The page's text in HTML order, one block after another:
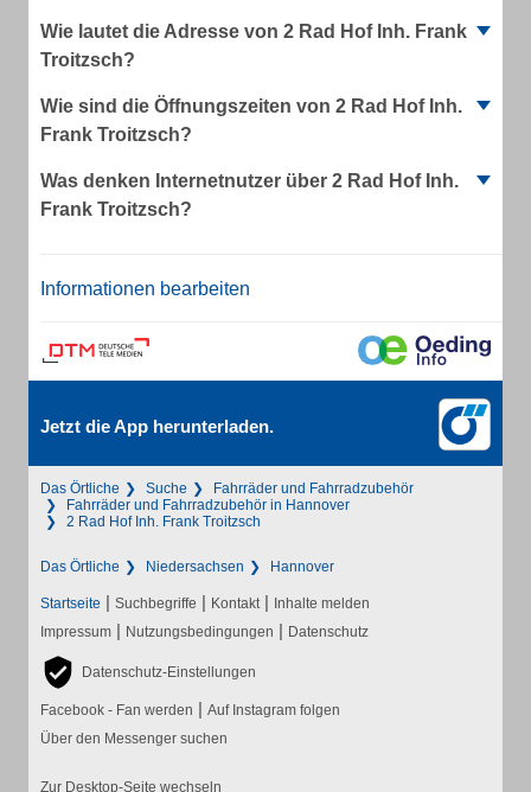
Wie lautet die Adresse von 2 Rad Hof Inh. Frank
Troitzsch?
Wie sind die Öffnungszeiten von 2 Rad Hof Inh.
Frank Troitzsch?
Was denken Internetnutzer über 2 Rad Hof Inh.
Frank Troitzsch?
Informationen bearbeiten
Jetzt die App herunterladen.
Das Örtliche Suche
Fahrräder und Fahrradzubehör
Fahrräder und Fahrradzubehör in Hannover
2 Rad Hof Inh. Frank Troitzsch
Das Örtliche Niedersachsen Hannover
Startseite | Suchbegriffe | Kontakt | Inhalte melden
Impressum | Nutzungsbedingungen | Datenschutz
Datenschutz-Einstellungen
Facebook - Fan werden | Auf Instagram folgen
Über den Messenger suchen
Zur Desktop-Seite wechseln